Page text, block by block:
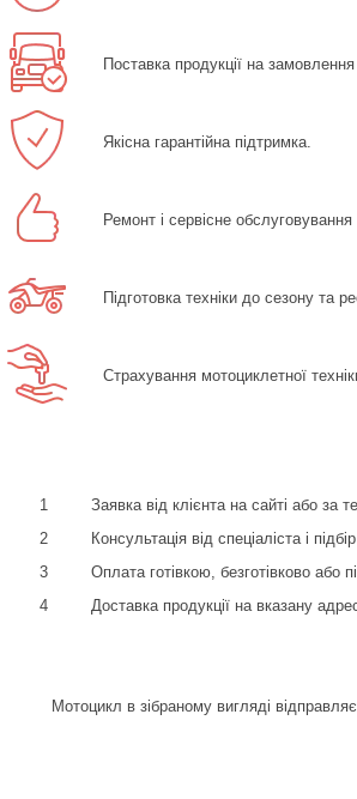
Поставка продукції на
Якісна гарантійна підтримка.
Ремонт і сервісне обслуговування
Підготовка техніки до сезону та
Страхування мотоциклетної
1
Заявка від клієнта на сайті або за
2
Консультація від спеціаліста і
3
Оплата готівкою, безготівково або
4
Доставка продукції на вказану
Мотоцикл в зібраному вигляді